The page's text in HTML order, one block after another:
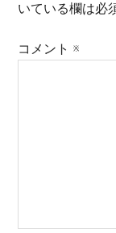
いている欄は必
コメント ※